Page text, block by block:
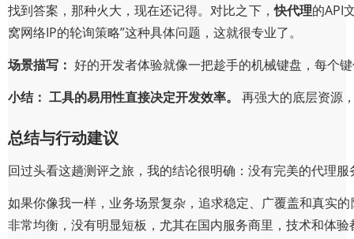
找到答案，那种火大，现在还记得。对比之下，快代理的API
窝网络IP的轮询策略”这种具体问题，这就很专业了。
场景描写： 好的开发者体验就像一把趁手的机械键盘，每个
小结： 工具的易用性直接决定开发效率。 再强大的底层资源
总结与行动建议
回过头看这趟测评之旅，我的结论很明确：没有完美的代理
如果你像我一样，业务场景复杂，追求稳定、广覆盖和真实
非常均衡，没有明显短板，尤其在国内服务商里，技术和体验